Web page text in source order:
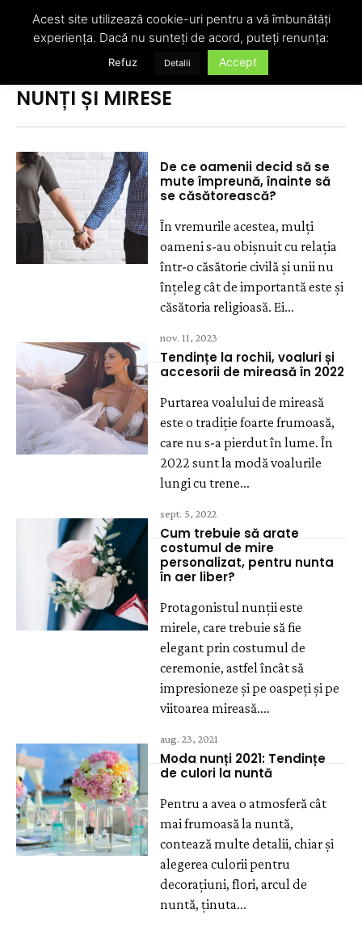
NUNȚI ȘI MIRESE
De ce oamenii decid să se
mute împreună, înainte să
se căsătorească?
În vremurile acestea, mulți
oameni s-au obișnuit cu relația
într-o căsătorie civilă și unii nu
înțeleg cât de importantă este și
căsătoria religioasă. Ei...
nov. 11, 2023
Tendințe la rochii, voaluri și
accesorii de mireasă în 2022
Purtarea voalului de mireasă
este o tradiție foarte frumoasă,
care nu s-a pierdut în lume. În
2022 sunt la modă voalurile
lungi cu trene...
sept. 5, 2022
Cum trebuie să arate
costumul de mire
personalizat, pentru nunta
în aer liber?
Protagonistul nunții este
mirele, care trebuie să fie
elegant prin costumul de
ceremonie, astfel încât să
impresioneze și pe oaspeți și pe
viitoarea mireasă....
aug. 23, 2021
Moda nunți 2021: Tendințe
de culori la nuntă
Pentru a avea o atmosferă cât
mai frumoasă la nuntă,
contează multe detalii, chiar și
alegerea culorii pentru
decorațiuni, flori, arcul de
nuntă, ținuta...
Acest site utilizează cookie-uri pentru a vă îmbunătăți
experiența. Dacă nu sunteți de acord, puteți renunța:
Refuz Detalii Accept